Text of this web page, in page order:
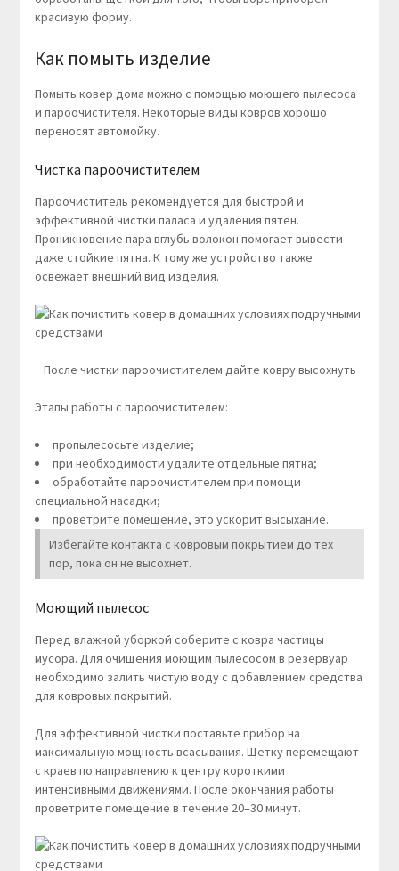
красивую форму.
Как помыть изделие
Помыть ковер дома можно с помощью моющего пылесоса
и пароочистителя. Некоторые виды ковров хорошо
переносят автомойку.
Чистка пароочистителем
Пароочиститель рекомендуется для быстрой и
эффективной чистки паласа и удаления пятен.
Проникновение пара вглубь волокон помогает вывести
даже стойкие пятна. К тому же устройство также
освежает внешний вид изделия.
После чистки пароочистителем дайте ковру высохнуть
Этапы работы с пароочистителем:
пропылесосьте изделие;
при необходимости удалите отдельные пятна;
обработайте пароочистителем при помощи
специальной насадки;
проветрите помещение, это ускорит высыхание.
Избегайте контакта с ковровым покрытием до тех
пор, пока он не высохнет.
Моющий пылесос
Перед влажной уборкой соберите с ковра частицы
мусора. Для очищения моющим пылесосом в резервуар
необходимо залить чистую воду с добавлением средства
для ковровых покрытий.
Для эффективной чистки поставьте прибор на
максимальную мощность всасывания. Щетку перемещают
с краев по направлению к центру короткими
интенсивными движениями. После окончания работы
проветрите помещение в течение 20–30 минут.